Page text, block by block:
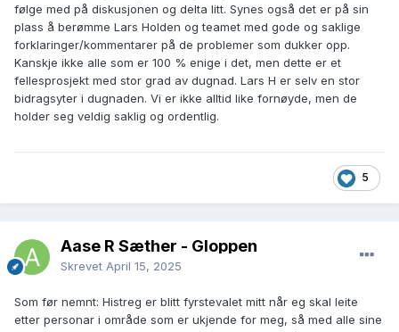
følge med på diskusjonen og delta litt. Synes også det er på sin
plass å berømme Lars Holden og teamet med gode og saklige
forklaringer/kommentarer på de problemer som dukker opp.
Kanskje ikke alle som er 100 % enige i det, men dette er et
fellesprosjekt med stor grad av dugnad. Lars H er selv en stor
bidragsyter i dugnaden. Vi er ikke alltid like fornøyde, men de
holder seg veldig saklig og ordentlig.
5
Aase R Sæther - Gloppen
Skrevet April 15, 2025
Som før nemnt: Histreg er blitt fyrstevalet mitt når eg skal leite
etter personar i område som er ukjende for meg, så med alle sine